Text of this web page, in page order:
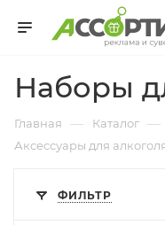
Наборы
Главная — Каталог —
Аксессуары для
ФИЛЬТР